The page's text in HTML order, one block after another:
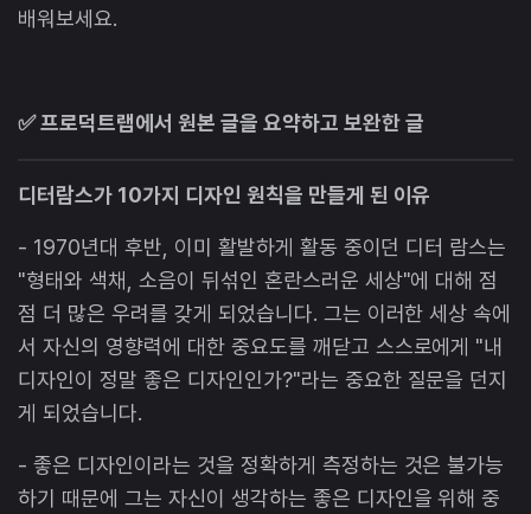
배워보세요.
✅ 프로덕트랩에서 원본 글을 요약하고 보완한 글
디터람스가 10가지 디자인 원칙을 만들게 된 이유
- 1970년대 후반, 이미 활발하게 활동 중이던 디터 람스는
"형태와 색채, 소음이 뒤섞인 혼란스러운 세상"에 대해 점
점 더 많은 우려를 갖게 되었습니다. 그는 이러한 세상 속에
서 자신의 영향력에 대한 중요도를 깨닫고 스스로에게 "내
디자인이 정말 좋은 디자인인가?"라는 중요한 질문을 던지
게 되었습니다.
- 좋은 디자인이라는 것을 정확하게 측정하는 것은 불가능
하기 때문에 그는 자신이 생각하는 좋은 디자인을 위해 중